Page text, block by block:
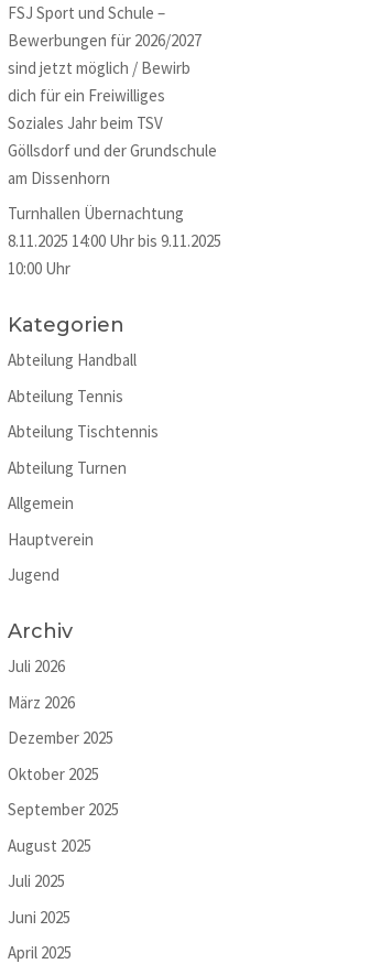
FSJ Sport und Schule –
Bewerbungen für 2026/2027
sind jetzt möglich / Bewirb
dich für ein Freiwilliges
Soziales Jahr beim TSV
Göllsdorf und der Grundschule
am Dissenhorn
Turnhallen Übernachtung
8.11.2025 14:00 Uhr bis 9.11.2025
10:00 Uhr
Kategorien
Abteilung Handball
Abteilung Tennis
Abteilung Tischtennis
Abteilung Turnen
Allgemein
Hauptverein
Jugend
Archiv
Juli 2026
März 2026
Dezember 2025
Oktober 2025
September 2025
August 2025
Juli 2025
Juni 2025
April 2025